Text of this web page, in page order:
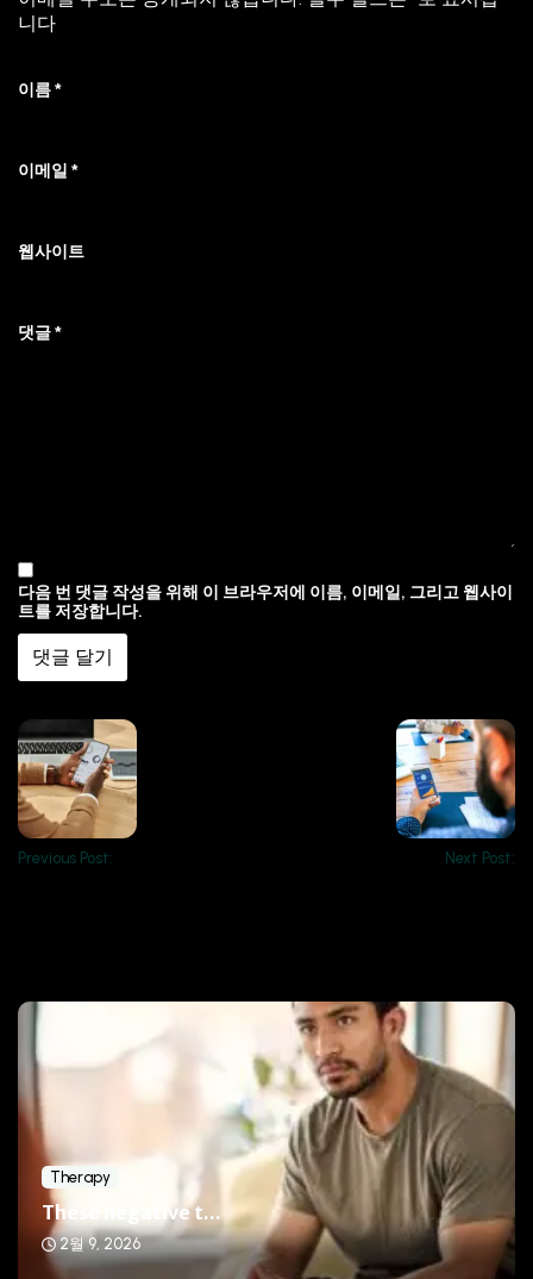
니다
이름*
이메일 *
웹사이트
댓글*
다음 번 댓글 작성을 위해 이 브라우저에 이름, 이메일, 그리고 웹사이
트를 저장합니다.
Previous Post: Next Post:
Therapy
These negative t...
2월 9, 2026